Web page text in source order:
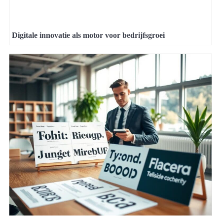
Digitale innovatie als motor voor bedrijfsgroei